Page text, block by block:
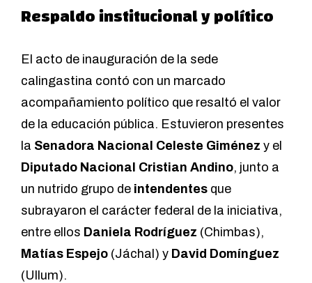
Respaldo institucional y político
El acto de inauguración de la sede
calingastina contó con un marcado
acompañamiento político que resaltó el valor
de la educación pública. Estuvieron presentes
la Senadora Nacional Celeste Giménez y el
Diputado Nacional Cristian Andino, junto a
un nutrido grupo de intendentes que
subrayaron el carácter federal de la iniciativa,
entre ellos Daniela Rodríguez (Chimbas),
Matías Espejo (Jáchal) y David Domínguez
(Ullum).